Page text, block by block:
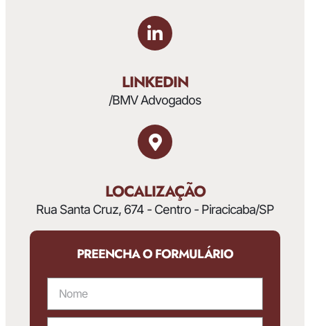
LINKEDIN
/BMV Advogados
LOCALIZAÇÃO
Rua Santa Cruz, 674 - Centro - Piracicaba/SP
PREENCHA O FORMULÁRIO